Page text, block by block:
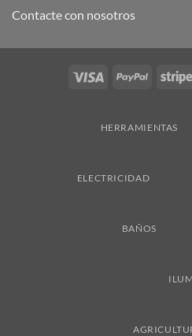
Contacte con nosotros
Visa PayPal
HERRAMIENTAS
ELECTRICIDAD
BAÑOS